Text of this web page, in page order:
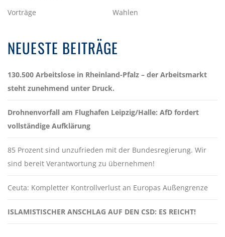
Vorträge
Wahlen
NEUESTE BEITRÄGE
130.500 Arbeitslose in Rheinland-Pfalz – der Arbeitsmarkt
steht zunehmend unter Druck.
Drohnenvorfall am Flughafen Leipzig/Halle: AfD fordert
vollständige Aufklärung
85 Prozent sind unzufrieden mit der Bundesregierung. Wir
sind bereit Verantwortung zu übernehmen!
Ceuta: Kompletter Kontrollverlust an Europas Außengrenze
ISLAMISTISCHER ANSCHLAG AUF DEN CSD: ES REICHT!